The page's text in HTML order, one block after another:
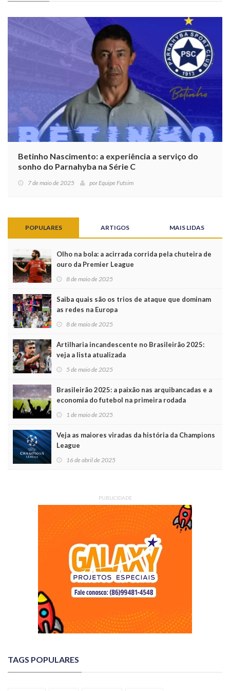
Betinho Nascimento: a experiência a serviço do
sonho do Parnahyba na Série C
7 de maio de 2025 por Equipe Futsim
POPULARES ARTIGOS MAIS LIDAS
Olho na bola: a acirrada corrida pela chuteira de
ouro da Premier League
8 de maio de 2025
Saiba quais são os trios de ataque que dominam
as redes na Europa
8 de maio de 2025
Artilharia incandescente no Brasileirão 2025:
veja a lista atualizada
5 de maio de 2025
Brasileirão 2025: a paixão nas arquibancadas e a
economia do futebol na primeira rodada
1 de maio de 2025
Veja as maiores viradas da história da Champions
League
16 de abril de 2025
PUBLICIDADE
TAGS POPULARES